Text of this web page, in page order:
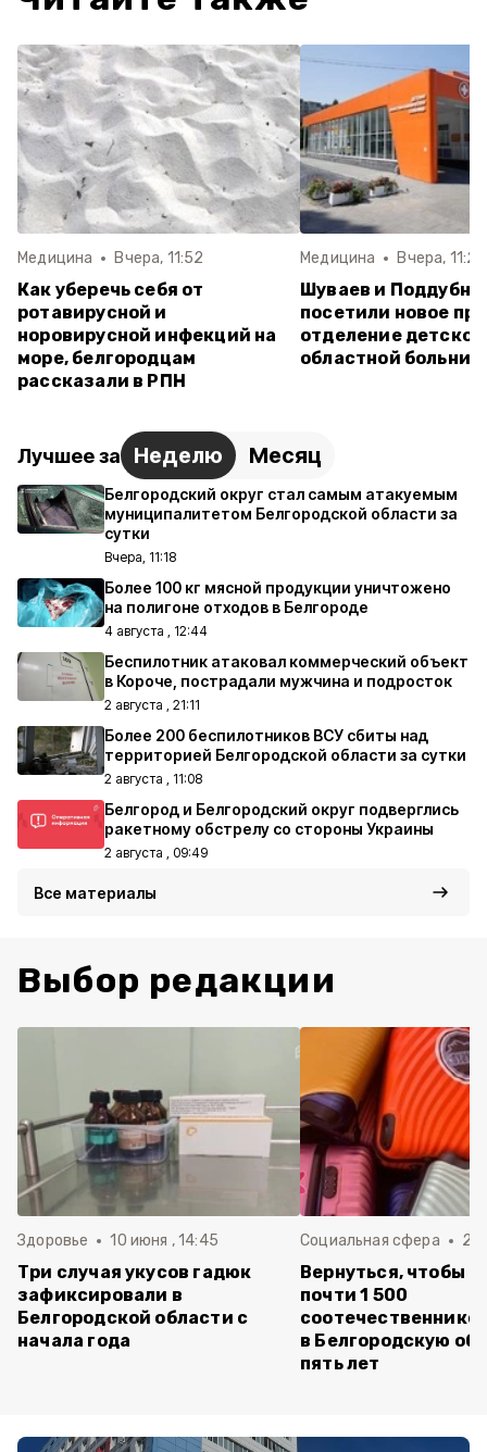
Медицина Вчера, 11:52
Как уберечь себя от
ротавирусной и
норовирусной инфекций на
море, белгородцам
рассказали в РПН
Медицина Вчера, 11:26
Шуваев и
посетили новое
отделение детской
областной
Лучшее за Неделю Месяц
Белгородский округ стал самым атакуемым
муниципалитетом Белгородской области за
сутки
Вчера, 11:18
Более 100 кг мясной продукции уничтожено
на полигоне отходов в Белгороде
4 августа , 12:44
Беспилотник атаковал коммерческий объект
в Короче, пострадали мужчина и подросток
2 августа , 21:11
Более 200 беспилотников ВСУ сбиты над
территорией Белгородской области за сутки
2 августа , 11:08
Белгород и Белгородский округ подверглись
ракетному обстрелу со стороны Украины
2 августа , 09:49
Все материалы
Выбор редакции
Здоровье 10 июня , 14:45
Три случая укусов гадюк
зафиксировали в
Белгородской области с
начала года
Социальная сфера 20
Вернуться, чтобы
почти 1 500
в Белгородскую
пять лет